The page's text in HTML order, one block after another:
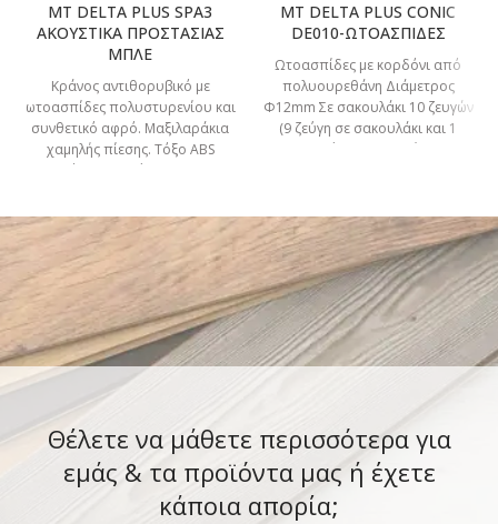
MT DELTA PLUS SPA3
ΑΚΟΥΣΤΙΚΑ ΠΡΟΣΤΑΣΙΑΣ
ΜΠΛΕ
Κράνος αντιθορυβικό με
ωτοασπίδες πολυστυρενίου και
συνθετικό αφρό. Μαξιλαράκια
χαμηλής πίεσης. Τόξο ABS
ρυθμιζόμενος σε ύψος. ΚΩΔΙΚΟΣ
MT DELTA PLUS CONIC
DE010-ΩΤΟΑΣΠΙΔΕΣ
Ωτοασπίδες με κορδόνι από
πολυουρεθάνη Διάμετρος
Φ12mm Σε σακουλάκι 10 ζευγών
(9 ζεύγη σε σακουλάκι και 1
ζεύγος σε κουτί)
Θέλετε να μάθετε περισσότερα για
εμάς & τα προϊόντα μας ή έχετε
κάποια απορία;